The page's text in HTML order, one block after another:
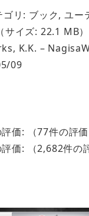
ゴリ: ブック, ユー
イズ: 22.1 MB）
K.K. –
09
価:
（77件の評価
価:
（2,682件の